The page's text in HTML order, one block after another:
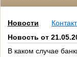
Новости
Новость от
В каком случае